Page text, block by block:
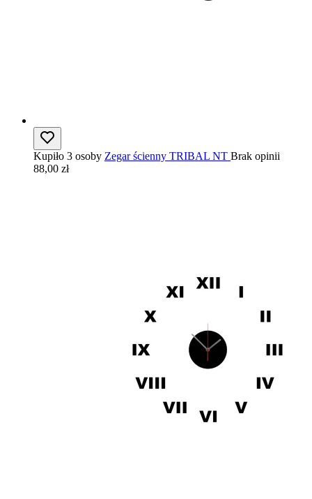
Kupiło 3 osoby Zegar ścienny TRIBAL NT Brak opinii
88,00 zł